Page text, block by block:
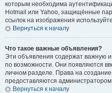
которым необходима
Hotmail или Yahoo, защищённые
ссылок на изображения
Вернуться к началу
Что такое важные объявления?
Эти объявления содержат важную
по возможности. Они появляются
личном разделе. Права на
предоставляются
Вернуться к началу